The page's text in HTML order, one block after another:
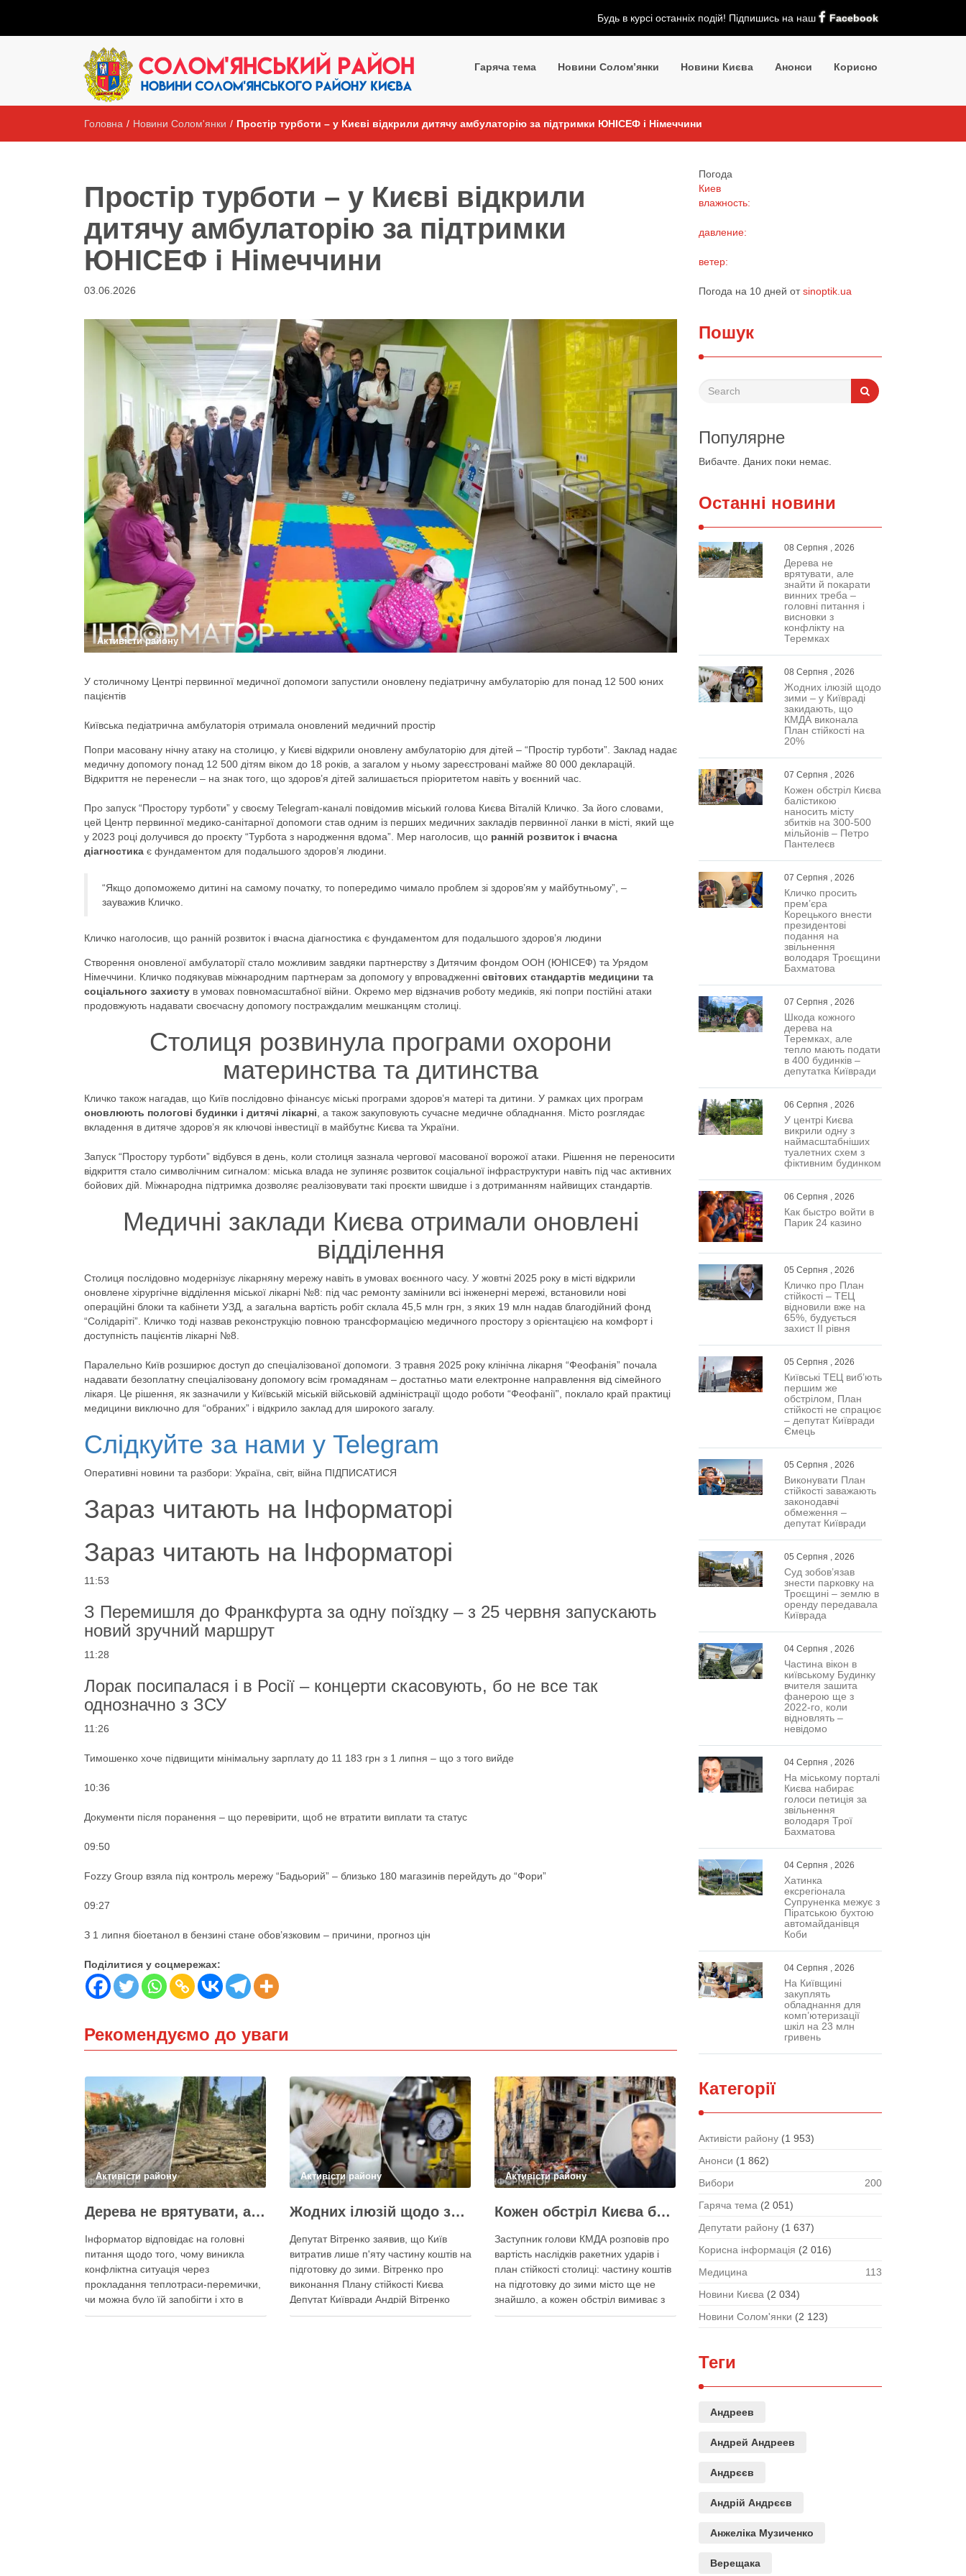
Будь в курсі останніх подій! Підпишись на наш Facebook
Гаряча тема Новини Солом’янки Новини Києва Анонси Корисно
Головна / Новини Солом'янки / Простір турботи – у Києві відкрили дитячу амбулаторію за підтримки ЮНІСЕФ і Німеччини
Простір турботи – у Києві відкрили
дитячу амбулаторію за підтримки
ЮНІСЕФ і Німеччини
03.06.2026
Активісти району
У столичному Центрі первинної медичної допомоги запустили оновлену педіатричну амбулаторію для понад 12 500 юних
пацієнтів
Київська педіатрична амбулаторія отримала оновлений медичний простір
Попри масовану нічну атаку на столицю, у Києві відкрили оновлену амбулаторію для дітей – “Простір турботи”. Заклад надає
медичну допомогу понад 12 500 дітям віком до 18 років, а загалом у ньому зареєстровані майже 80 000 декларацій.
Відкриття не перенесли – на знак того, що здоров’я дітей залишається пріоритетом навіть у воєнний час.
Про запуск “Простору турботи” у своєму Telegram-каналі повідомив міський голова Києва Віталій Кличко. За його словами,
цей Центр первинної медико-санітарної допомоги став одним із перших медичних закладів первинної ланки в місті, який ще
у 2023 році долучився до проєкту “Турбота з народження вдома”. Мер наголосив, що ранній розвиток і вчасна
діагностика є фундаментом для подальшого здоров’я людини.
“Якщо допоможемо дитині на самому початку, то попередимо чимало проблем зі здоров’ям у майбутньому”, –
зауважив Кличко.
Кличко наголосив, що ранній розвиток і вчасна діагностика є фундаментом для подальшого здоров’я людини
Створення оновленої амбулаторії стало можливим завдяки партнерству з Дитячим фондом ООН (ЮНІСЕФ) та Урядом
Німеччини. Кличко подякував міжнародним партнерам за допомогу у впровадженні світових стандартів медицини та
соціального захисту в умовах повномасштабної війни. Окремо мер відзначив роботу медиків, які попри постійні атаки
продовжують надавати своєчасну допомогу постраждалим мешканцям столиці.
Столиця розвинула програми охорони
материнства та дитинства
Кличко також нагадав, що Київ послідовно фінансує міські програми здоров’я матері та дитини. У рамках цих програм
оновлюють пологові будинки і дитячі лікарні , а також закуповують сучасне медичне обладнання. Місто розглядає
вкладення в дитяче здоров’я як ключові інвестиції в майбутнє Києва та України.
Запуск “Простору турботи” відбувся в день, коли столиця зазнала чергової масованої ворожої атаки. Рішення не переносити
відкриття стало символічним сигналом: міська влада не зупиняє розвиток соціальної інфраструктури навіть під час активних
бойових дій. Міжнародна підтримка дозволяє реалізовувати такі проєкти швидше і з дотриманням найвищих стандартів.
Медичні заклади Києва отримали оновлені
відділення
Столиця послідовно модернізує лікарняну мережу навіть в умовах воєнного часу. У жовтні 2025 року в місті відкрили
оновлене хірургічне відділення міської лікарні №8: під час ремонту замінили всі інженерні мережі, встановили нові
операційні блоки та кабінети УЗД, а загальна вартість робіт склала 45,5 млн грн, з яких 19 млн надав благодійний фонд
“Солідаріті”. Кличко тоді назвав реконструкцію повною трансформацією медичного простору з орієнтацією на комфорт і
доступність пацієнтів лікарні №8.
Паралельно Київ розширює доступ до спеціалізованої допомоги. З травня 2025 року клінічна лікарня “Феофанія” почала
надавати безоплатну спеціалізовану допомогу всім громадянам – достатньо мати електронне направлення від сімейного
лікаря. Це рішення, як зазначили у Київській міській військовій адміністрації щодо роботи “Феофанії”, поклало край практиці
медицини виключно для “обраних” і відкрило заклад для широкого загалу.
Слідкуйте за нами у Telegram
Оперативні новини та разбори: Україна, світ, війна ПІДПИСАТИСЯ
Зараз читають на Інформаторі
Зараз читають на Інформаторі
11:53
З Перемишля до Франкфурта за одну поїздку – з 25 червня запускають
новий зручний маршрут
11:28
Лорак посипалася і в Росії – концерти скасовують, бо не все так
однозначно з ЗСУ
11:26
Тимошенко хоче підвищити мінімальну зарплату до 11 183 грн з 1 липня – що з того вийде
10:36
Документи після поранення – що перевірити, щоб не втратити виплати та статус
09:50
Fozzy Group взяла під контроль мережу “Бадьорий” – близько 180 магазинів перейдуть до “Фори”
09:27
З 1 липня біоетанол в бензині стане обов’язковим – причини, прогноз цін
Поділитися у соцмережах:
Рекомендуємо до уваги
Активісти району
Дерева не врятувати, але знайти й покарати винних треба – головні питання і висновки з конфлікту на Теремках
Інформатор відповідає на головні
питання щодо того, чому виникла
конфліктна ситуація через
прокладання теплотраси-перемички,
чи можна було їй запобігти і хто в
цьому винен Вирубка дерев триває,
Активісти району
Жодних ілюзій щодо зими – у Київраді закидають, що КМДА виконала План стійкості на 20%
Депутат Вітренко заявив, що Київ
витратив лише п'яту частину коштів на
підготовку до зими. Вітренко про
виконання Плану стійкості Києва
Депутат Київради Андрій Вітренко
заявив, що станом на 5 серпня
Активісти району
Кожен обстріл Києва балістикою наносить місту збитків на 300-500 мільйонів – Петро Пантелеєв
Заступник голови КМДА розповів про
вартість наслідків ракетних ударів і
план стійкості столиці: частину коштів
на підготовку до зими місто ще не
знайшло, а кожен обстріл вимиває з
казни міста ще більше коштів
Погода
Киев
влажность:
давление:
ветер:
Погода на 10 дней отsinoptik.ua
Пошук
Популярне
Вибачте. Даних поки немає.
Останні новини
08 Серпня , 2026
Дерева не
врятувати, але
знайти й покарати
винних треба –
головні питання і
висновки з
конфлікту на
Теремках
08 Серпня , 2026
Жодних ілюзій щодо
зими – у Київраді
закидають, що
КМДА виконала
План стійкості на
20%
07 Серпня , 2026
Кожен обстріл Києва
балістикою
наносить місту
збитків на 300-500
мільйонів – Петро
Пантелеєв
07 Серпня , 2026
Кличко просить
прем’єра
Корецького внести
президентові
подання на
звільнення
володаря Троєщини
Бахматова
07 Серпня , 2026
Шкода кожного
дерева на
Теремках, але
тепло мають подати
в 400 будинків –
депутатка Київради
06 Серпня , 2026
У центрі Києва
викрили одну з
наймасштабніших
туалетних схем з
фіктивним будинком
06 Серпня , 2026
Как быстро войти в
Парик 24 казино
05 Серпня , 2026
Кличко про План
стійкості – ТЕЦ
відновили вже на
65%, будується
захист ІІ рівня
05 Серпня , 2026
Київські ТЕЦ виб’ють
першим же
обстрілом, План
стійкості не спрацює
– депутат Київради
Ємець
05 Серпня , 2026
Виконувати План
стійкості заважають
законодавчі
обмеження –
депутат Київради
05 Серпня , 2026
Суд зобов’язав
знести парковку на
Троєщині – землю в
оренду передавала
Київрада
04 Серпня , 2026
Частина вікон в
київському Будинку
вчителя зашита
фанерою ще з
2022-го, коли
відновлять –
невідомо
04 Серпня , 2026
На міському порталі
Києва набирає
голоси петиція за
звільнення
володаря Трої
Бахматова
04 Серпня , 2026
Хатинка
ексрегіонала
Супруненка межує з
Піратською бухтою
автомайданівця
Коби
04 Серпня , 2026
На Київщині
закуплять
обладнання для
комп’ютеризації
шкіл на 23 млн
гривень
Категорії
Активісти району (1 953)
Анонси (1 862)
Вибори
200
Гаряча тема (2 051)
Депутати району (1 637)
Корисна інформація (2 016)
Медицина
113
Новини Києва (2 034)
Новини Солом'янки (2 123)
Теги
Андреев
Андрей Андреев
Андрєєв
Андрій Андрєєв
Анжеліка Музиченко
Верещака